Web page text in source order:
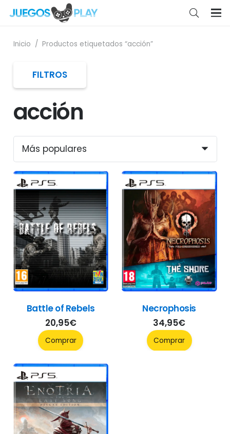
Inicio / Productos etiquetados “acción”
acción
Battle of Rebels
20,95€
Comprar
Necrophosis
34,95€
Comprar
FILTROS